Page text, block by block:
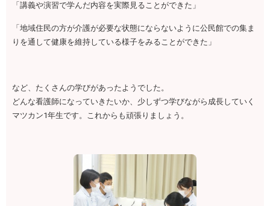
「講義や演習で学んだ内容を実際見ることができた」
「地域住民の方が介護が必要な状態にならないように公民館での集ま
りを通して健康を維持している様子をみることができた」
など、たくさんの学びがあったようでした。
どんな看護師になっていきたいか、少しずつ学びながら成長していく
マツカン1年生です。これからも頑張りましょう。